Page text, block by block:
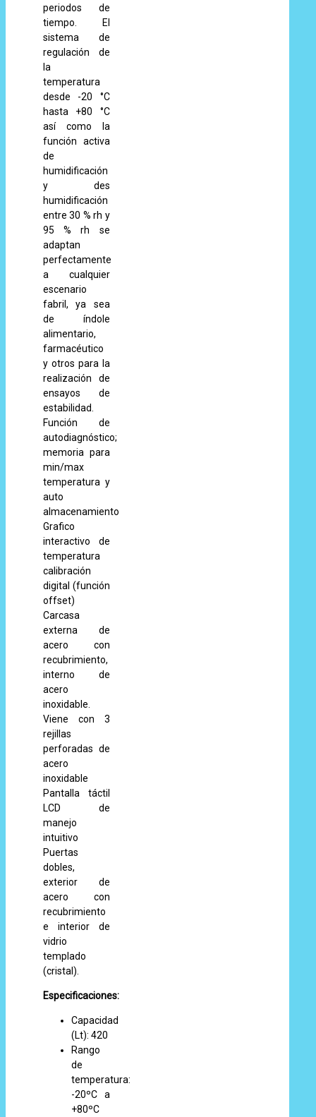
periodos de
tiempo. El
sistema de
regulación de
la
temperatura
desde -20 °C
hasta +80 °C
así como la
función activa
de
humidificación
y des
humidificación
entre 30 % rh y
95 % rh se
adaptan
perfectamente
a cualquier
escenario
fabril, ya sea
de índole
alimentario,
farmacéutico
y otros para la
realización de
ensayos de
estabilidad.
Función de
autodiagnóstico;
memoria para
min/max
temperatura y
auto
almacenamiento
Grafico
interactivo de
temperatura
calibración
digital (función
offset)
Carcasa
externa de
acero con
recubrimiento,
interno de
acero
inoxidable.
Viene con 3
rejillas
perforadas de
acero
inoxidable
Pantalla táctil
LCD de
manejo
intuitivo
Puertas
dobles,
exterior de
acero con
recubrimiento
e interior de
vidrio
templado
(cristal).
Especificaciones:
Capacidad
(Lt): 420
Rango
de
temperatura:
-20ºC a
+80ºC